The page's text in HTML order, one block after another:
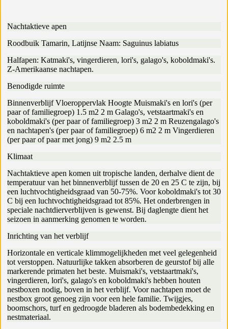
Nachtaktieve apen
Roodbuik Tamarin, Latijnse Naam: Saguinus labiatus
Halfapen: Katmaki's, vingerdieren, lori's, galago's, koboldmaki's.
Z-Amerikaanse nachtapen.
Benodigde ruimte
Binnenverblijf Vloeroppervlak Hoogte Muismaki's en lori's (per
paar of familiegroep) 1.5 m2 2 m Galago's, vetstaartmaki's en
koboldmaki's (per paar of familiegroep) 3 m2 2 m Reuzengalago's
en nachtapen's (per paar of familiegroep) 6 m2 2 m Vingerdieren
(per paar of paar met jong) 9 m2 2.5 m
Klimaat
Nachtaktieve apen komen uit tropische landen, derhalve dient de
temperatuur van het binnenverblijf tussen de 20 en 25 C te zijn, bij
een luchtvochtigheidsgraad van 50-75%. Voor koboldmaki's tot 30
C bij een luchtvochtigheidsgraad tot 85%. Het onderbrengen in
speciale nachtdierverblijven is gewenst. Bij daglengte dient het
seizoen in aanmerking genomen te worden.
Inrichting van het verblijf
Horizontale en verticale klimmogelijkheden met veel gelegenheid
tot verstoppen. Natuurlijke takken absorberen de geurstof bij alle
markerende primaten het beste. Muismaki's, vetstaartmaki's,
vingerdieren, lori's, galago's en koboldmaki's hebben houten
nestboxen nodig, boven in het verblijf. Voor nachtapen moet de
nestbox groot genoeg zijn voor een hele familie. Twijgjes,
boomschors, turf en gedroogde bladeren als bodembedekking en
nestmateriaal.